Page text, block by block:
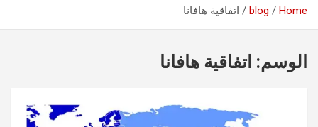
Home
blog اتفاقية هافانا
الوسم: اتفاقية هافانا